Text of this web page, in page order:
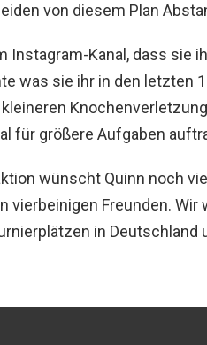
von diesem Plan
Instagram-Kanal, dass sie
was sie ihr in den letzten
für größere Aufgaben
wünscht Quinn noch
vierbeinigen Freunden. Wir
in Deutschland